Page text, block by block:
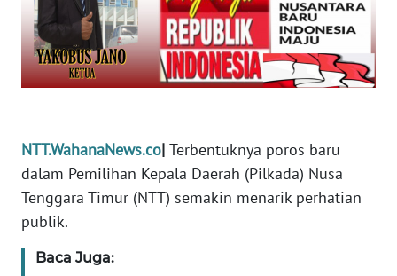
NTT.WahanaNews.co| Terbentuknya poros baru
dalam Pemilihan Kepala Daerah (Pilkada) Nusa
Tenggara Timur (NTT) semakin menarik perhatian
publik.
Baca Juga:
DISCLAIMER
Wahana
SUMUT
WN
JAKARTA